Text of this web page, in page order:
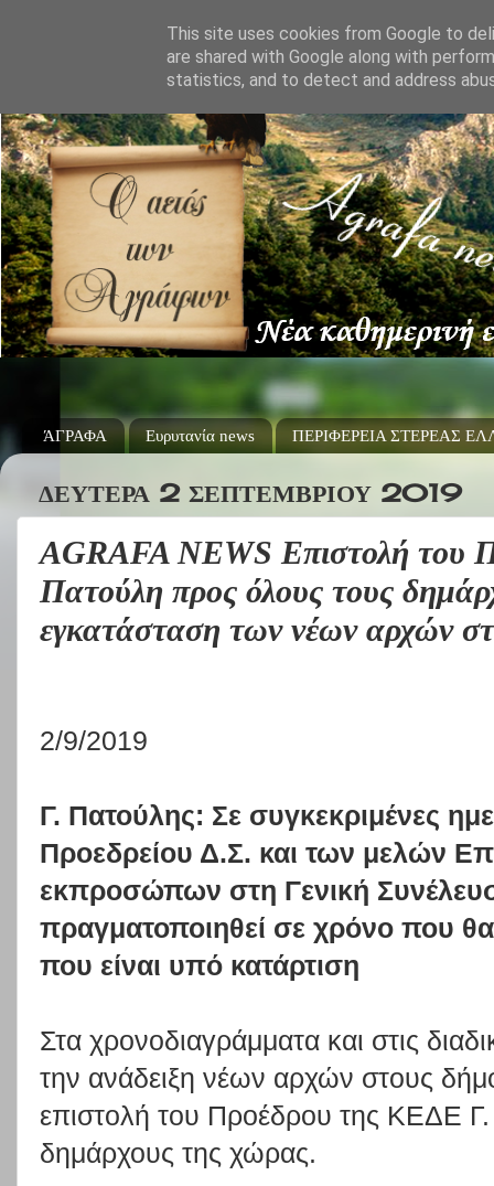
ΆΓΡΑΦΑ Ευρυτανία news ΠΕΡΙΦΕΡΕΙΑ ΣΤΕΡΕΑΣ
ΔΕΥΤΈΡΑ 2 ΣΕΠΤΕΜΒΡΊΟΥ 2019
AGRAFA NEWS Επιστολή του
Πατούλη προς όλους τους
εγκατάσταση των νέων αρχών
2/9/2019
Γ. Πατούλης: Σε συγκεκριμένες
Προεδρείου Δ.Σ. και των μελών
εκπροσώπων στη Γενική
πραγματοποιηθεί σε χρόνο που θα
που είναι υπό κατάρτιση
Στα χρονοδιαγράμματα και στις
την ανάδειξη νέων αρχών στους
επιστολή του Προέδρου της ΚΕΔΕ
δημάρχους της χώρας.
This site uses cookies from Google to
are shared with Google along with
statistics, and to detect and address